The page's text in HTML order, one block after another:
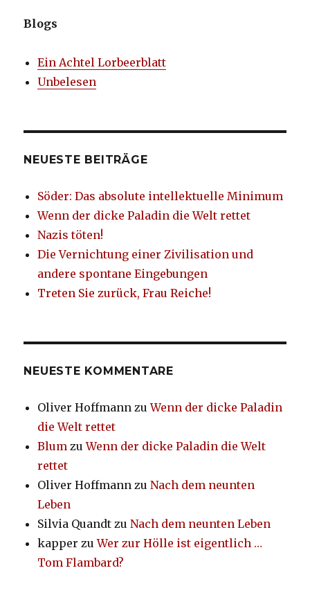
Blogs
Ein Achtel Lorbeerblatt
Unbelesen
NEUESTE BEITRÄGE
Söder: Das absolute intellektuelle Minimum
Wenn der dicke Paladin die Welt rettet
Nazis töten!
Die Vernichtung einer Zivilisation und
andere spontane Eingebungen
Treten Sie zurück, Frau Reiche!
NEUESTE KOMMENTARE
Oliver Hoffmann zuWenn der dicke Paladin
die Welt rettet
Blum zuWenn der dicke Paladin die Welt
rettet
Oliver Hoffmann zuNach dem neunten
Leben
Silvia Quandt zuNach dem neunten Leben
kapper zuWer zur Hölle ist eigentlich …
Tom Flambard?